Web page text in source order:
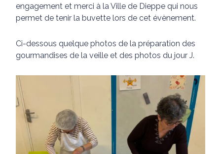
engagement et merci à la Ville de Dieppe qui nous
permet de tenir la buvette lors de cet évènement.
Ci-dessous quelque photos de la préparation des
gourmandises de la veille et des photos du jour J.